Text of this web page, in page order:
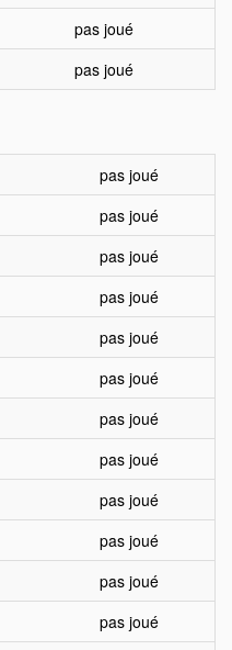
pas joué
pas joué
pas joué
pas joué
pas joué
pas joué
pas joué
pas joué
pas joué
pas joué
pas joué
pas joué
pas joué
pas joué